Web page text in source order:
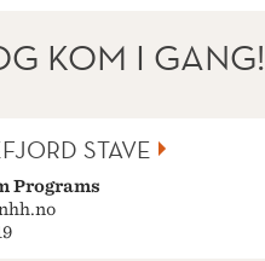
KOM I GANG!
STAVE
Programs